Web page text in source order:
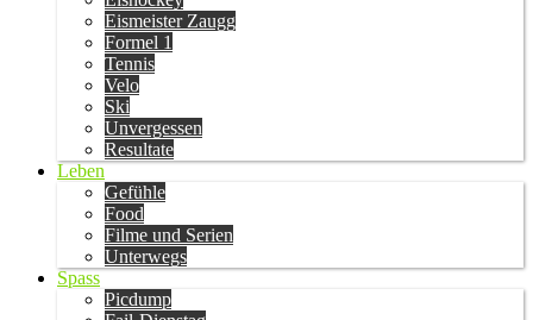
Eismeister Zaugg
Formel 1
Tennis
Velo
Ski
Unvergessen
Resultate
Leben
Gefühle
Food
Filme und Serien
Unterwegs
Spass
Picdump